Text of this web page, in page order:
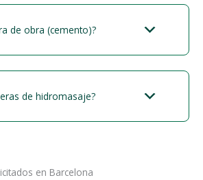
de obra (cemento)?
de hidromasaje?
en Barcelona